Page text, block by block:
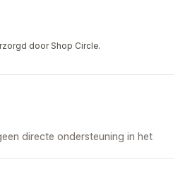
door Shop Circle.
directe ondersteuning in het